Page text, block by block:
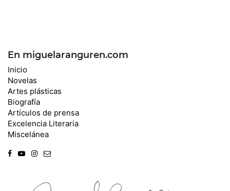
En miguelaranguren.com
Inicio
Novelas
Artes plásticas
Biografía
Artículos de prensa
Excelencia Literaria
Miscelánea